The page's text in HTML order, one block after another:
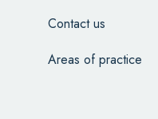
Contact us
Areas of practice